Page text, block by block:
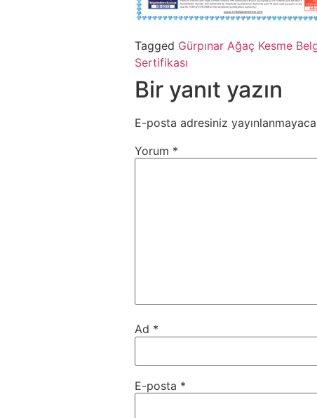
Tagged Gürpınar Ağaç Kesme
Sertifikası
Bir yanıt yazın
E-posta adresiniz
Yorum *
Ad *
E-posta *